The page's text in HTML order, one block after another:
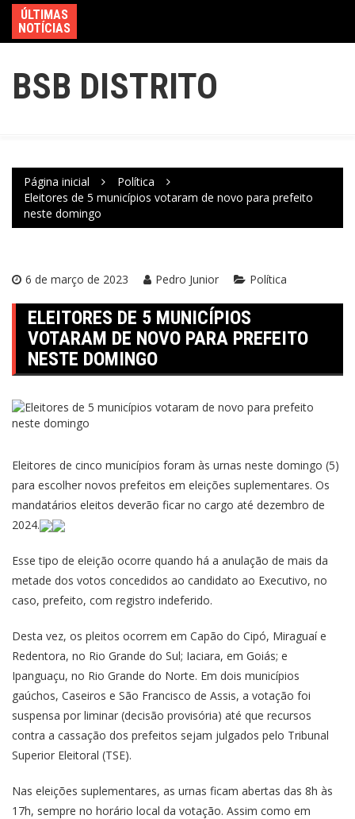
ÚLTIMAS
NOTÍCIAS
BSB DISTRITO
Página inicial
Política
Eleitores de 5 municípios votaram de novo para prefeito
neste domingo
6 de março de 2023 Pedro Junior Política
ELEITORES DE 5 MUNICÍPIOS
VOTARAM DE NOVO PARA PREFEITO
NESTE DOMINGO
Eleitores de cinco municípios foram às urnas neste domingo (5)
para escolher novos prefeitos em eleições suplementares. Os
mandatários eleitos deverão ficar no cargo até dezembro de
2024.
Esse tipo de eleição ocorre quando há a anulação de mais da
metade dos votos concedidos ao candidato ao Executivo, no
caso, prefeito, com registro indeferido.
Desta vez, os pleitos ocorrem em Capão do Cipó, Miraguaí e
Redentora, no Rio Grande do Sul; Iaciara, em Goiás; e
Ipanguaçu, no Rio Grande do Norte. Em dois municípios
gaúchos, Caseiros e São Francisco de Assis, a votação foi
suspensa por liminar (decisão provisória) até que recursos
contra a cassação dos prefeitos sejam julgados pelo Tribunal
Superior Eleitoral (TSE).
Nas eleições suplementares, as urnas ficam abertas das 8h às
17h, sempre no horário local da votação. Assim como em